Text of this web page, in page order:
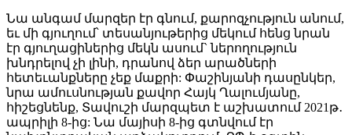
Նա անգամ մարզեր էր գնում, քարոզչություն անում,
եւ մի գյուղում՝ տեսանյութերից մեկում հենց նրան
էր գյուղացիներից մեկն ասում` ներողություն
խնդրելով չի լինի, դրանով ձեր արածների
հետեւանքները չեք մաքրի: Փաշինյանի դասընկեր,
նրա ամուսնության քավոր Հայկ Ղալումյանը,
հիշեցնենք, Տավուշի մարզպետ է աշխատում 2021թ․
ապրիլի 8-ից: Նա մայիսի 8-ից գտնվում էր